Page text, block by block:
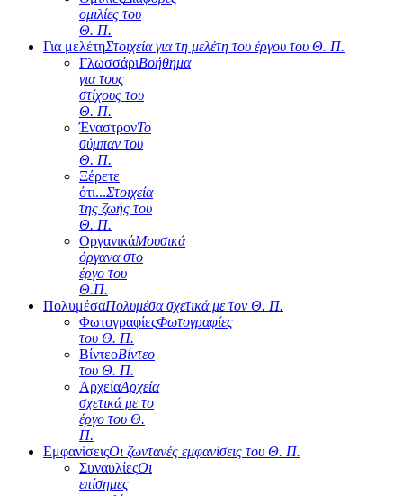
ομιλίες του
Θ. Π.
Για μελέτηΣτοιχεία για τη μελέτη του έργου του Θ. Π.
ΓλωσσάριΒοήθημα
για τους
στίχους του
Θ. Π.
ΈναστρονΤο
σύμπαν του
Θ. Π.
Ξέρετε
ότι...Στοιχεία
της ζωής του
Θ. Π.
ΟργανικάΜουσικά
όργανα στο
έργο του
Θ.Π.
ΠολυμέσαΠολυμέσα σχετικά με τον Θ. Π.
ΦωτογραφίεςΦωτογραφίες
του Θ. Π.
ΒίντεοΒίντεο
του Θ. Π.
ΑρχείαΑρχεία
σχετικά με το
έργο του Θ.
Π.
ΕμφανίσειςΟι ζωντανές εμφανίσεις του Θ. Π.
ΣυναυλίεςΟι
επίσημες